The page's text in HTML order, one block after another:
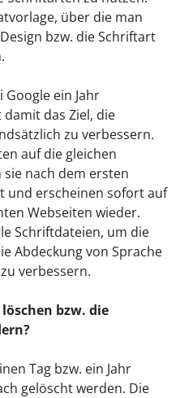
über die man
bzw. die Schriftart
ein Jahr
das Ziel, die
zu verbessern.
auf die gleichen
nach dem ersten
und erscheinen sofort auf
Webseiten wieder.
Schriftdateien, um die
Abdeckung von Sprache
verbessern.
bzw. die
Tag bzw. ein Jahr
gelöscht werden. Die